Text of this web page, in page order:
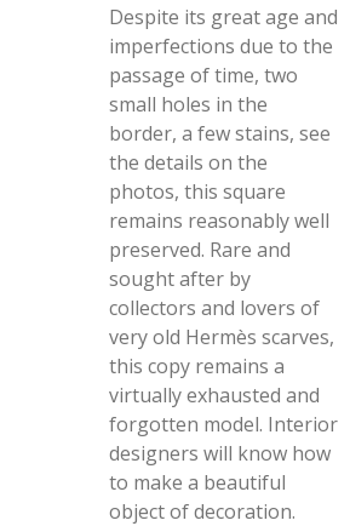
Despite its great age and
imperfections due to the
passage of time, two
small holes in the
border, a few stains, see
the details on the
photos, this square
remains reasonably well
preserved. Rare and
sought after by
collectors and lovers of
very old Hermès scarves,
this copy remains a
virtually exhausted and
forgotten model. Interior
designers will know how
to make a beautiful
object of decoration.